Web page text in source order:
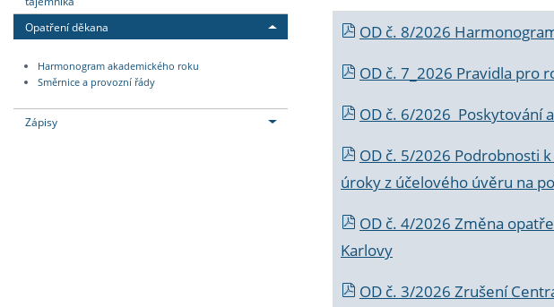
Opatření děkana
Harmonogram akademického roku
Směrnice a provozní řády
Zápisy
OD č. 8/2026
OD č. 7_2026 Pravidla pro
OD č. 6/2026 Poskytování
OD č. 5/2026 Podrobnosti
úroky z účelového úvěru na
OD č. 4/2026 Změna
Karlovy
OD č. 3/2026 Zrušení